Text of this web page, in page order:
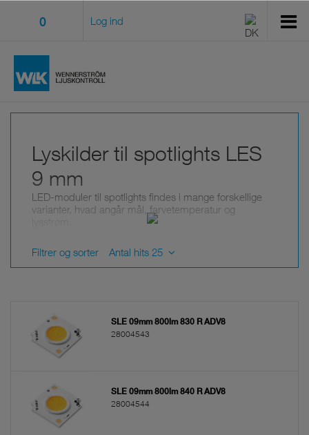
0 Log ind
Lyskilder til spotlights LES
9 mm
LED-moduler til spotlights findes i mange forskellige
varianter, hvad angår mål, farvetemperatur og
Anvend et filter for at begrænse udvalget.
Filtrer og sorter Antal hits 25
SLE 09mm 800lm 830 R ADV8
28004543
SLE 09mm 800lm 840 R ADV8
28004544